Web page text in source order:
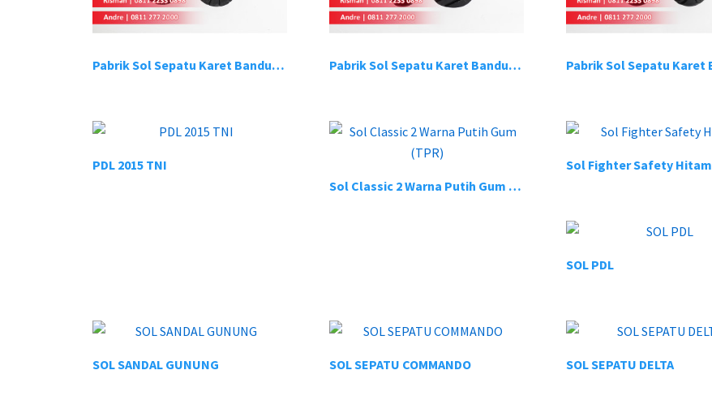
Pabrik Sol Sepatu Karet Bandung 6 Pabrik Sol Sepatu Karet Bandung 7
PDL 2015 TNI
Sol Classic 2 Warna Putih Gum (TPR)
Sol Fighter Safety Hitam
SOL PDL
SOL SANDAL GUNUNG SOL SEPATU COMMANDO SOL SEPATU DELTA